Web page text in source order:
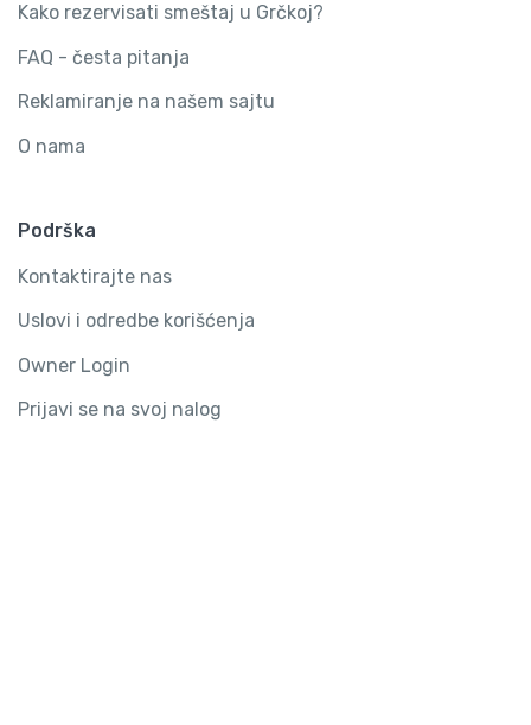
Kako rezervisati smeštaj u Grčkoj?
FAQ - česta pitanja
Reklamiranje na našem sajtu
O nama
Podrška
Kontaktirajte nas
Uslovi i odredbe korišćenja
Owner Login
Prijavi se na svoj nalog